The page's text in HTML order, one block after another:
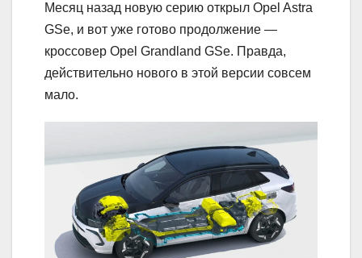
Месяц назад новую серию открыл Opel Astra
GSe, и вот уже готово продолжение —
кроссовер Opel Grandland GSe. Правда,
действительно нового в этой версии совсем
мало.